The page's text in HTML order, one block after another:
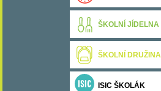
ŠKOLNÍ JÍDELNA
ŠKOLNÍ DRUŽINA
ISIC ŠKOLÁK